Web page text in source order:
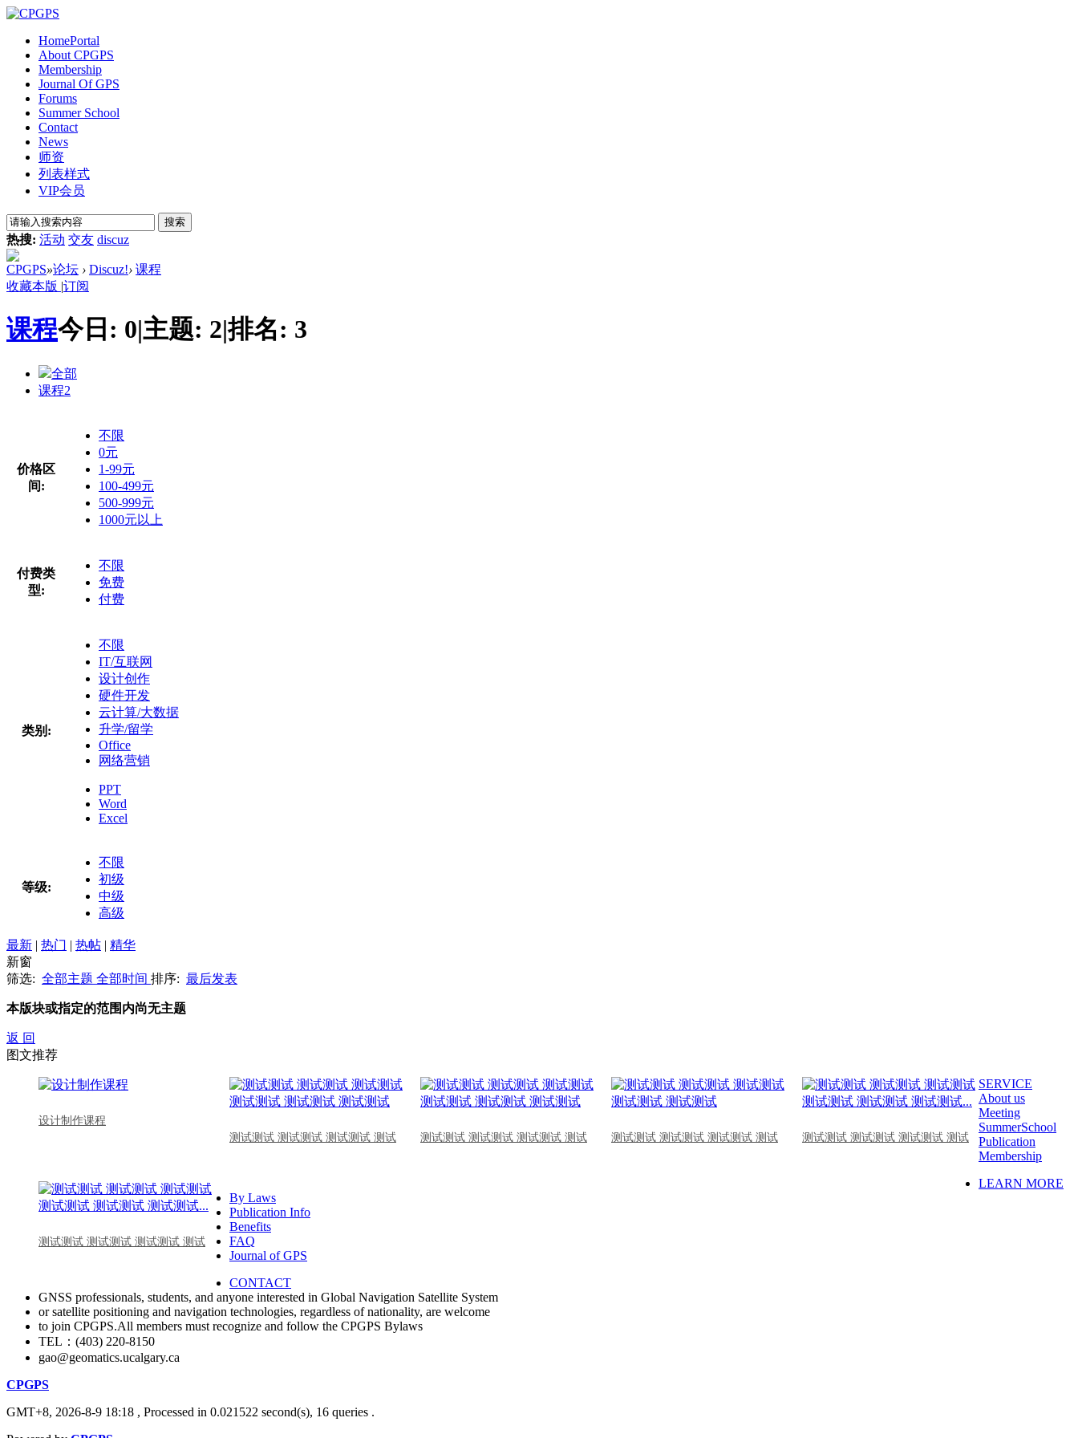
HomePortal
About CPGPS
Membership
Journal Of GPS
Forums
Summer School
Contact
News
师资
列表样式
VIP会员
搜索
热搜: 活动 交友 discuz
CPGPS»论坛 › Discuz!› 课程
收藏本版 |订阅
课程今日: 0|主题: 2|排名: 3
全部
课程2
价格区
间:
不限
0元
1-99元
100-499元
500-999元
1000元以上
付费类
型:
不限
免费
付费
类别:
不限
IT/互联网
设计创作
硬件开发
云计算/大数据
升学/留学
Office
网络营销
PPT
Word
Excel
等级:
不限
初级
中级
高级
最新 | 热门 | 热帖 | 精华
新窗
筛选: 全部主题 全部时间 排序: 最后发表
本版块或指定的范围内尚无主题
返 回
图文推荐
设计制作课程
测试测试 测试测试 测试测试 测试
测试测试 测试测试 测试测试 测试 测试测试 测试测试 测试测试 测试 测试测试 测试测试 测试测试 测试
测试测试 测试测试 测试测试 测试
SERVICE
About us
Meeting
SummerSchool
Publication
Membership
LEARN MORE
By Laws
Publication Info
Benefits
FAQ
Journal of GPS
CONTACT
GNSS professionals, students, and anyone interested in Global Navigation Satellite System
or satellite positioning and navigation technologies, regardless of nationality, are welcome
to join CPGPS.All members must recognize and follow the CPGPS Bylaws
TEL：(403) 220-8150
gao@geomatics.ucalgary.ca
CPGPS
GMT+8, 2026-8-9 18:18 , Processed in 0.021522 second(s), 16 queries .